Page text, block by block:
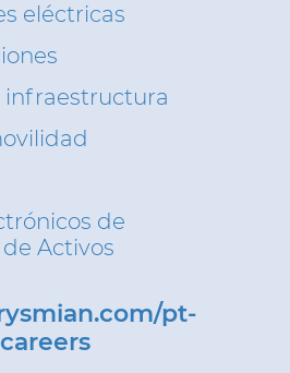
eléctricas
infraestructura
de
Activos
pt-